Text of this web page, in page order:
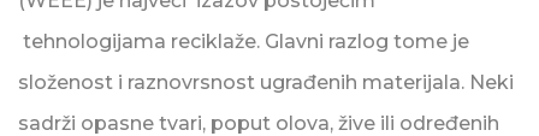
tehnologijama reciklaže. Glavni razlog tome je
složenost i raznovrsnost ugrađenih materijala. Neki
sadrži opasne tvari, poput olova, žive ili određenih